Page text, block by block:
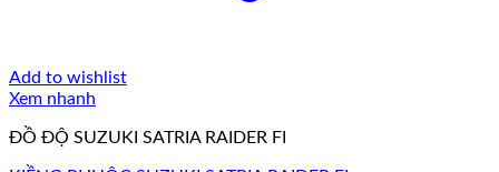
Add to wishlist
Xem nhanh
ĐỒ ĐỘ SUZUKI SATRIA RAIDER FI